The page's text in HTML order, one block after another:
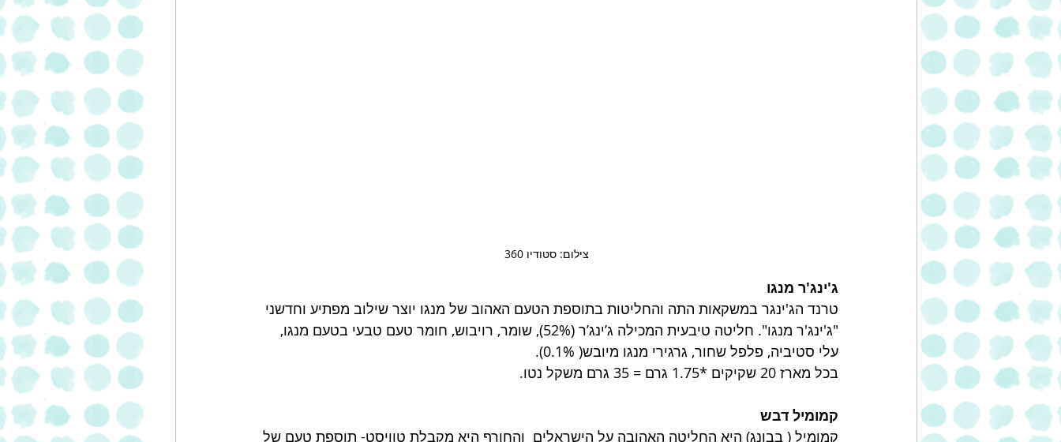
צילום: סטודיו 360
ג'ינג'ר מנגו
טרנד הג'ינגר במשקאות התה והחליטות בתוספת הטעם האהוב של מנגו יוצר שילוב מפתיע וחדשני
"ג'ינג'ר מנגו". חליטה טיבעית המכילה ג’ינג’ר (52%), שומר, רויבוש, חומר טעם טבעי בטעם מנגו,
עלי סטיביה, פלפל שחור, גרגירי מנגו מיובש( 0.1%).
בכל מארז 20 שקיקים *1.75 גרם = 35 גרם משקל נטו.
קמומיל דבש
קמומיל ( בבונג) היא החליטה האהובה על הישראלים  והחורף היא מקבלת טוויסט- תוספת טעם של